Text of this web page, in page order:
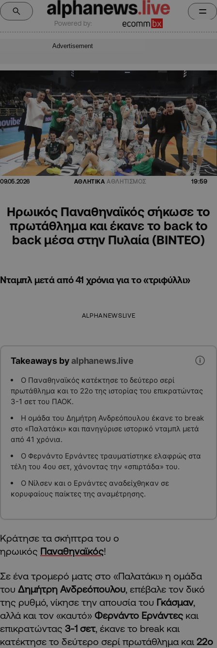
Powered by:
Advertisement
09.05.2026 ΑΘΛΗΤΙΚΑ ΑΘΛΗΤΙΣΜΟΣ 19:59
Ηρωικός Παναθηναϊκός σήκωσε το
πρωτάθλημα και έκανε το back to
back μέσα στην Πυλαία (ΒΙΝΤΕΟ)
Νταμπλ μετά από 41 χρόνια για το «τριφύλλι»
ALPHANEWSLIVE
Takeaways byalphanews.live
Ο Παναθηναϊκός κατέκτησε το δεύτερο σερί
πρωτάθλημα και το 22ο της ιστορίας του επικρατώντας
3-1 σετ του ΠΑΟΚ.
Η ομάδα του Δημήτρη Ανδρεόπουλου έκανε το break
στο «Παλατάκι» και πανηγύρισε ιστορικό νταμπλ μετά
από 41 χρόνια.
Ο Φερνάντο Ερνάντες τραυματίστηκε ελαφρώς στα
τέλη του 4ου σετ, χάνοντας την «σπιρτάδα» του.
Ο Νίλσεν και ο Ερνάντες αναδείχθηκαν σε
κορυφαίους παίκτες της αναμέτρησης.
Κράτησε τα σκήπτρα του ο
ηρωικός Παναθηναϊκός!
Σε ένα τρομερό ματς στο «Παλατάκι» η ομάδα
του Δημήτρη Ανδρεόπουλου, επέβαλε τον δικό
της ρυθμό, νίκησε την απουσία του Γκάσμαν,
αλλά και τον «καυτό» Φερνάντο Ερνάντες και
επικρατώντας 3-1 σετ, έκανε το break και
κατέκτησε το δεύτερο σερί πρωτάθλημα και 22ο